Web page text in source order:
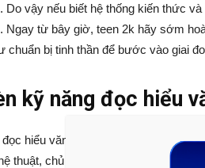
Do vậy nếu biết hệ thống kiến thức
Ngay từ bây giờ, teen 2k hãy sớm
chuẩn bị tinh thần để bước vào giai
kỹ năng đọc hiểu
đọc hiểu văn bản được hiểu là khả
thuật, chủ đề, ý nghĩa của một